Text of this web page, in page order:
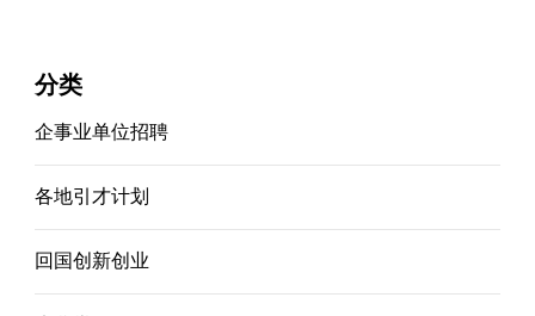
分类
企事业单位招聘
各地引才计划
回国创新创业